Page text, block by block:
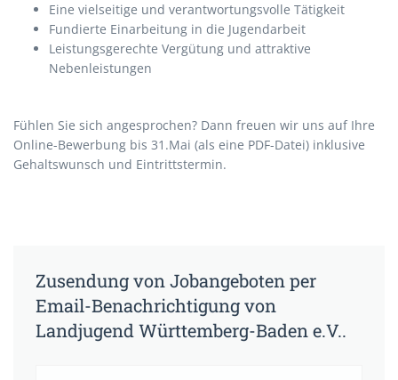
Eine vielseitige und verantwortungsvolle Tätigkeit
Fundierte Einarbeitung in die Jugendarbeit
Leistungsgerechte Vergütung und attraktive
Nebenleistungen
Fühlen Sie sich angesprochen? Dann freuen wir uns auf Ihre
Online-Bewerbung bis 31.Mai (als eine PDF-Datei) inklusive
Gehaltswunsch und Eintrittstermin.
Zusendung von Jobangeboten per
Email-Benachrichtigung von
Landjugend Württemberg-Baden e.V..